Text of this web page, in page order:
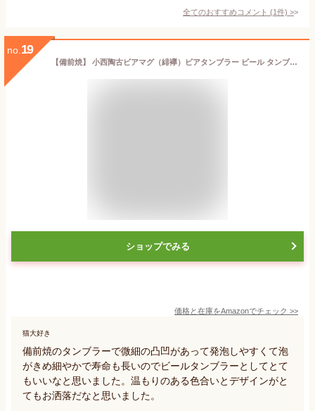
全てのおすすめコメント (1件) >
no. 19
【備前焼】 小西陶古ビアマグ（緋襷）ビアタンブラー ビール タンブラー
ショップでみる
価格と在庫をAmazonでチェック >>
猫大好き
備前焼のタンブラーで微細の凸凹があって発泡しやすくて泡
がきめ細やかで寿命も長いのでビールタンブラーとしてとて
もいいなと思いました。温もりのある色合いとデザインがと
てもお洒落だなと思いました。